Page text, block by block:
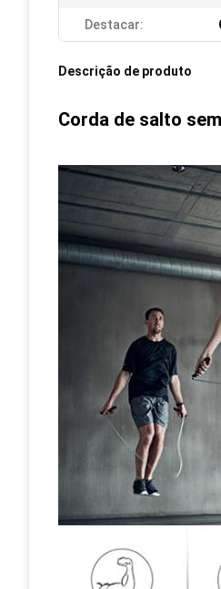
Destacar:
Descrição de produto
Corda de salto